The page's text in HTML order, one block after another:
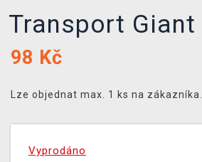
Transport Giant
98 Kč
Lze objednat max. 1 ks na zákazníka.
Vyprodáno